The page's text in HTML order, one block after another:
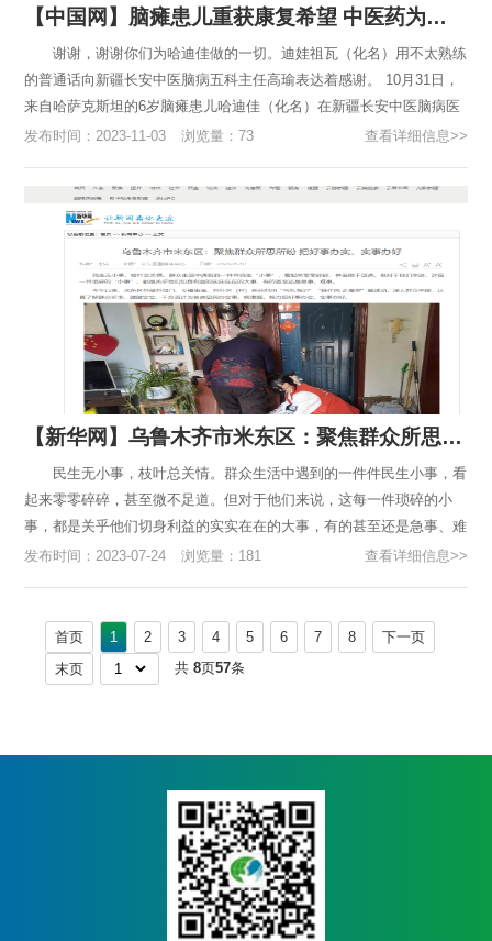
【中国网】脑瘫患儿重获康复希望 中医药为中哈搭建“健康桥梁”
谢谢，谢谢你们为哈迪佳做的一切。迪娃祖瓦（化名）用不太熟练
的普通话向新疆长安中医脑病五科主任高瑜表达着感谢。 10月31日，
来自哈萨克斯坦的6岁脑瘫患儿哈迪佳（化名）在新疆长安中医脑病医
院治疗马上满3个月，即将回国。回国前，脑病五科为哈迪佳准备...
发布时间：2023-11-03 浏览量：73 查看详细信息>>
【新华网】乌鲁木齐市米东区：聚焦群众所思所盼 把好事办实、实事办好
民生无小事，枝叶总关情。群众生活中遇到的一件件民生小事，看
起来零零碎碎，甚至微不足道。但对于他们来说，这每一件琐碎的小
事，都是关乎他们切身利益的实实在在的大事，有的甚至还是急事、难
事。 今年以来，米东区各级各部门、乡镇街道、各社区（村）...
发布时间：2023-07-24 浏览量：181 查看详细信息>>
首页 1 2 3 4 5 6 7 8
下一页
末页
共8页57条